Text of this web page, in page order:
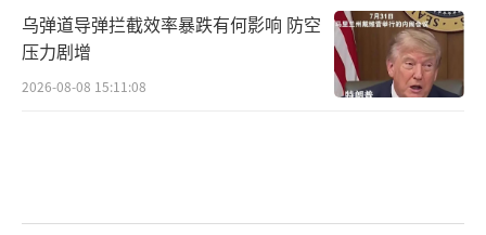
乌弹道导弹拦截效率暴跌有何影响 防空
压力剧增
2026-08-08 15:11:08